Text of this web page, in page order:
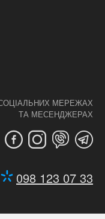
МЕРЕЖАХ
ТА МЕСЕНДЖЕРАХ
098 123 07 33